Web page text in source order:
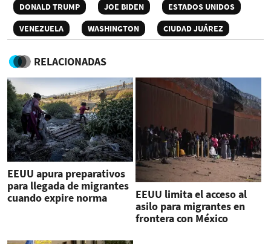
DONALD TRUMP
JOE BIDEN
ESTADOS UNIDOS
VENEZUELA
WASHINGTON CIUDAD JUÁREZ
RELACIONADAS
EEUU apura preparativos
para llegada de migrantes
cuando expire norma
EEUU limita el acceso al
asilo para migrantes en
frontera con México